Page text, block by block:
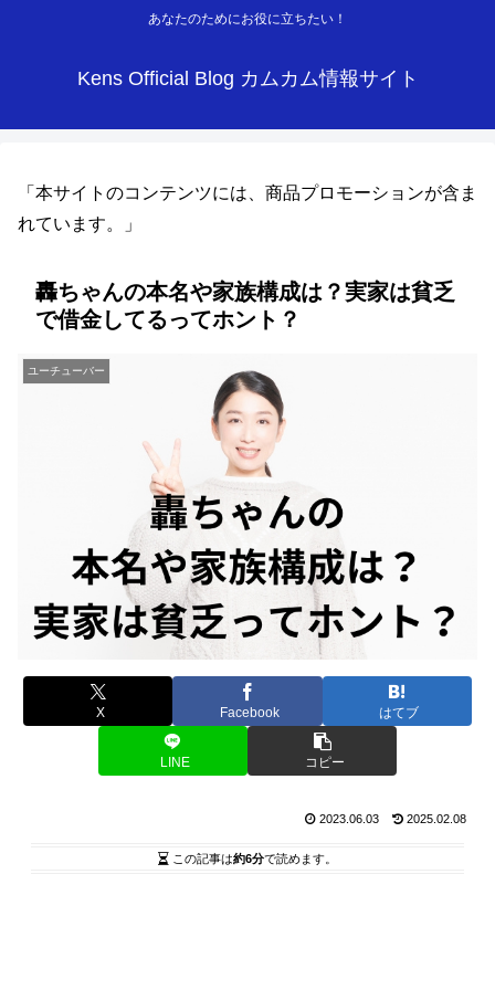
あなたのためにお役に立ちたい！
Kens Official Blog カムカム情報サイト
「本サイトのコンテンツには、商品プロモーションが含ま
れています。」
轟ちゃんの本名や家族構成は？実家は貧乏
で借金してるってホント？
ユーチューバー
X Facebook はてブ
LINE コピー
2023.06.03 2025.02.08
この記事は約6分で読めます。